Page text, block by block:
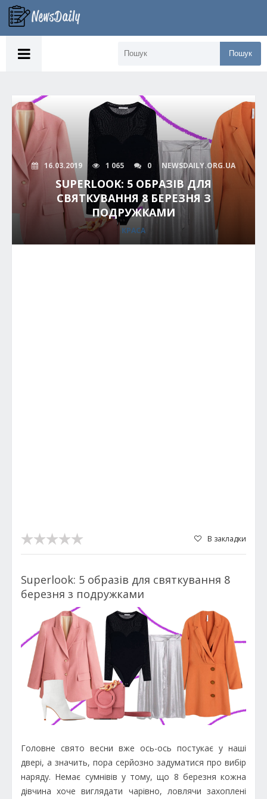
Пошук
16.03.2019 1 065 0 NEWSDAILY.ORG.UA
SUPERLOOK: 5 ОБРАЗІВ ДЛЯ
СВЯТКУВАННЯ 8 БЕРЕЗНЯ З
ПОДРУЖКАМИ
КРАСА
В закладки
Superlook: 5 образів для святкування 8
березня з подружками
Головне свято весни вже ось-ось постукає у наші
двері, а значить, пора серйозно задуматися про вибір
наряду. Немає сумнівів у тому, що 8 березня кожна
дівчина хоче виглядати чарівно, ловлячи захоплені